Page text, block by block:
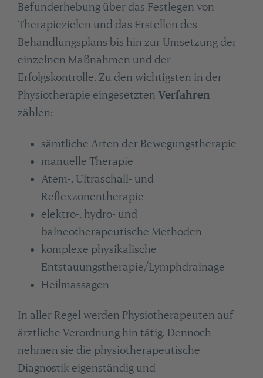
Befunderhebung über das Festlegen von
Therapiezielen und das Erstellen des
Behandlungsplans bis hin zur Umsetzung der
einzelnen Maßnahmen und der
Erfolgskontrolle. Zu den wichtigsten in der
Physiotherapie eingesetzten Verfahren
zählen:
sämtliche Arten der Bewegungstherapie
manuelle Therapie
Atem-, Ultraschall- und
Reflexzonentherapie
elektro-, hydro- und
balneotherapeutische Methoden
komplexe physikalische
Entstauungstherapie/Lymphdrainage
Heilmassagen
In aller Regel werden Physiotherapeuten auf
ärztliche Verordnung hin tätig. Dennoch
nehmen sie die physiotherapeutische
Diagnostik eigenständig und